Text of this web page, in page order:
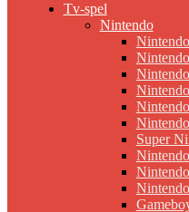
Tv-spel
Nintendo
Super